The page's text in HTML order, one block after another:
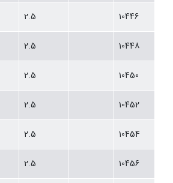
2.5 10446
2.5 10448
2.5 10450
2.5 10452
2.5 10454
2.5 10456